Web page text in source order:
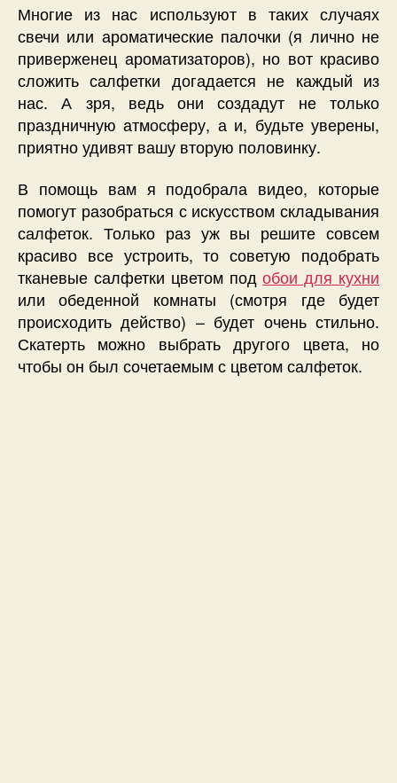
Многие из нас используют в таких случаях
свечи или ароматические палочки (я лично не
приверженец ароматизаторов), но вот красиво
сложить салфетки догадается не каждый из
нас. А зря, ведь они создадут не только
праздничную атмосферу, а и, будьте уверены,
приятно удивят вашу вторую половинку.
В помощь вам я подобрала видео, которые
помогут разобраться с искусством складывания
салфеток. Только раз уж вы решите совсем
красиво все устроить, то советую подобрать
тканевые салфетки цветом подобои для кухни
или обеденной комнаты (смотря где будет
происходить действо) – будет очень стильно.
Скатерть можно выбрать другого цвета, но
чтобы он был сочетаемым с цветом салфеток.